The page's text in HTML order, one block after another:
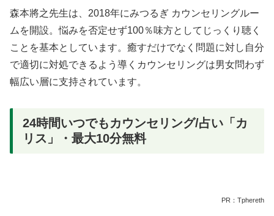
森本將之先生は、2018年にみつるぎ カウンセリングルー
ムを開設。悩みを否定せず100％味方としてじっくり聴く
ことを基本としています。癒すだけでなく問題に対し自分
で適切に対処できるよう導くカウンセリングは男女問わず
幅広い層に支持されています。
24時間いつでもカウンセリング/占い「カ
リス」・最大10分無料
PR：Tphereth